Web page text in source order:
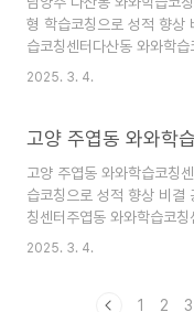
치를 느끼고 목표를 향해 나
학습 환경과 체계적인 시스
산동 와와학습코칭학원 수
와학습코칭학원은 학생들의
정확히 분석하고, 이에 맞
형 학습코칭으로 성적 향상
습코칭센터다산동 와와학
치해 학생들이 쉽게 찾아올
습 능력을 키우고, 흥미를
의 가치를 느끼고 목표를 향
적의 학습 환경과 체계적인
다.다산동 와와학습코칭학
동 와와학습코칭학원은 학
2025. 3. 4.
고양 주엽동 와와학습코칭
습코칭으로 성적 향상 비결
칭센터주엽동 와와학습코
학생들이 쉽게 찾아올 수 있
력을 키우고, 흥미를 유도
2025. 3. 4.
1 2 3